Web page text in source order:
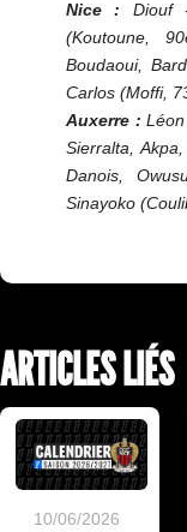
Nice : Diouf
(Koutoune,
Boudaoui,
Carlos (Moffi,
Auxerre :
Sierralta,
Danois,
Sinayoko
ARTICLES LIÉS
10/06/2026